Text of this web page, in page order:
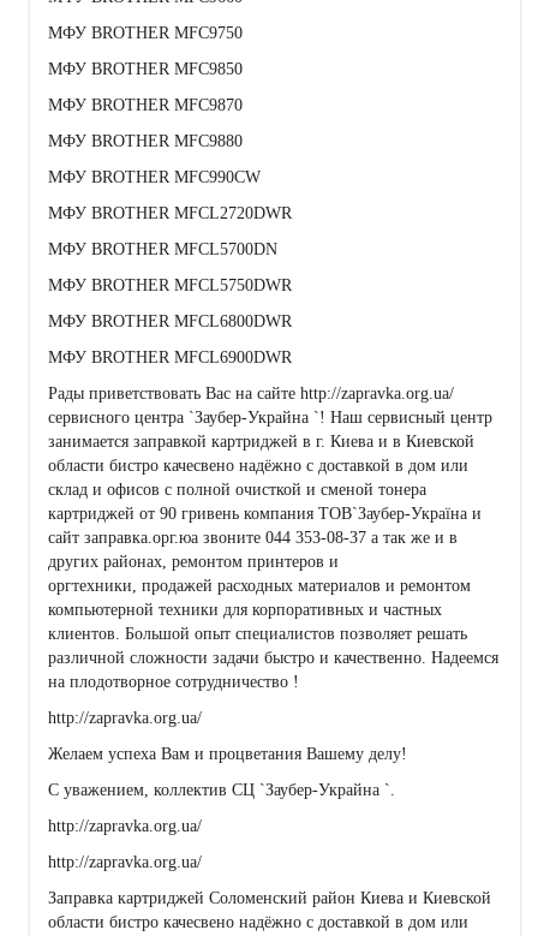
МФУ BROTHER MFC9750
МФУ BROTHER MFC9850
МФУ BROTHER MFC9870
МФУ BROTHER MFC9880
МФУ BROTHER MFC990CW
МФУ BROTHER MFCL2720DWR
МФУ BROTHER MFCL5700DN
МФУ BROTHER MFCL5750DWR
МФУ BROTHER MFCL6800DWR
МФУ BROTHER MFCL6900DWR
Рады приветствовать Вас на сайте http://zapravka.org.ua/
сервисного центра `Заубер-Украйна `! Наш сервисный центр
занимается заправкой картриджей в г. Киева и в Киевской
области бистро качесвено надёжно с доставкой в дом или
склад и офисов с полной очисткой и сменой тонера
картриджей от 90 гривень компания ТОВ`Заубер-Україна и
сайт заправка.орг.юа звоните 044 353-08-37 а так же и в
других районах, ремонтом принтеров и
оргтехники, продажей расходных материалов и ремонтом
компьютерной техники для корпоративных и частных
клиентов. Большой опыт специалистов позволяет решать
различной сложности задачи быстро и качественно. Надеемся
на плодотворное сотрудничество !
http://zapravka.org.ua/
Желаем успеха Вам и процветания Вашему делу!
С уважением, коллектив СЦ `Заубер-Украйна `.
http://zapravka.org.ua/
http://zapravka.org.ua/
Заправка картриджей Соломенский район Киева и Киевской
области бистро качесвено надёжно с доставкой в дом или